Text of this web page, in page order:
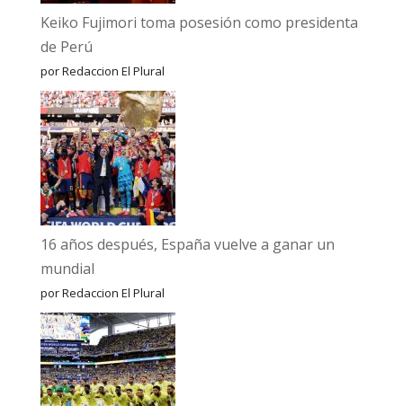
Keiko Fujimori toma posesión como presidenta
de Perú
por Redaccion El Plural
16 años después, España vuelve a ganar un
mundial
por Redaccion El Plural